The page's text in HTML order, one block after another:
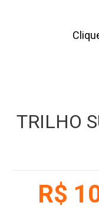
TRILHO
R$